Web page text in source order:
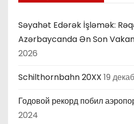
Səyahət Edərək İşləmək:
Azərbaycanda Ən Son
2026
Schilthornbahn 20XX 19
Годовой рекорд побил
2024